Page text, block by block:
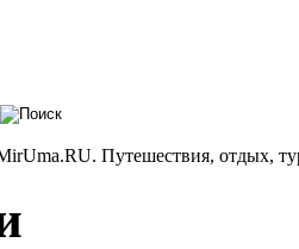
Путешествия, отдых,